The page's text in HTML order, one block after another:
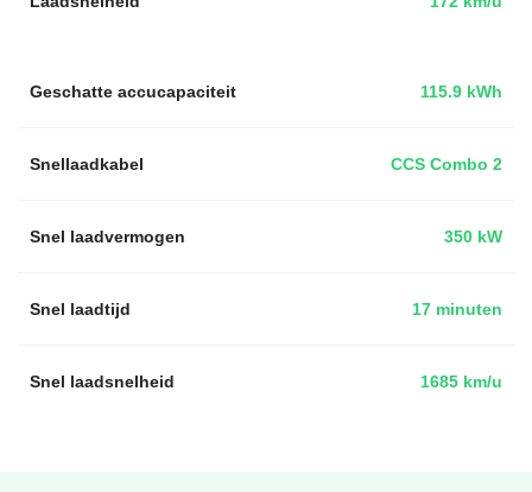
115.9 kWh
Geschatte accucapaciteit
Snellaadkabel CCS Combo 2
Snel laadvermogen 350 kW
Snel laadtijd 17 minuten
Snel laadsnelheid 1685 km/u